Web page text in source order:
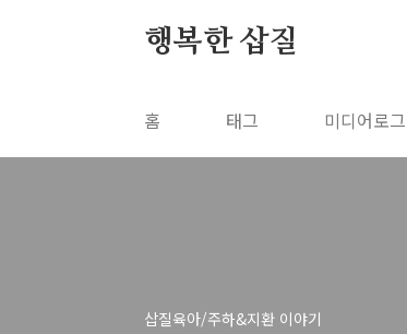
행복한 삽질
홈 태그 미디어로그
삽질육아/주하&지환 이야기